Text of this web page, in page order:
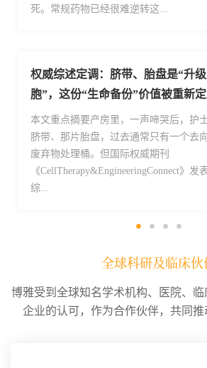
死。常规药物已经很难逆转这...
权威综述定调：脐带、胎盘是“升
胞”，这份“生命备份”价值被重新
本文重点摘要产房里，一声啼哭后，护
脐带、那片胎盘，过去通常只有一个
废弃物处理桶。但国际权威期刊
《CellTherapy&EngineeringConnect》发
综...
院行政法规，具有里...
FDA正式发布2025年新药年度报告
药获批，5款CGT疗法
近日，美国FDA药物评价与研究中心（
布了该机构2025年新药审评年度报告。
FDA在新药审评与批准方面持续保持高
节奏，围绕疾病的预防、诊断、治疗与
了一批具有重要...
全球科研及临床伙
博雅受到全球知名学术机构、医院、
企业的认可，作为合作伙伴，共同